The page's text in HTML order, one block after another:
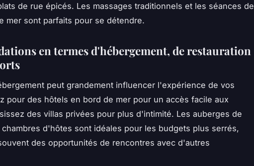
de rue épicés. Les massages traditionnels et les séances de
mer sont parfaits pour se détendre.
en termes d'hébergement, de restauration
peut grandement influencer l'expérience de vos
pour des hôtels en bord de mer pour un accès facile aux
des villas privées pour plus d'intimité. Les auberges de
d'hôtes sont idéales pour les budgets plus serrés,
des opportunités de rencontres avec d'autres